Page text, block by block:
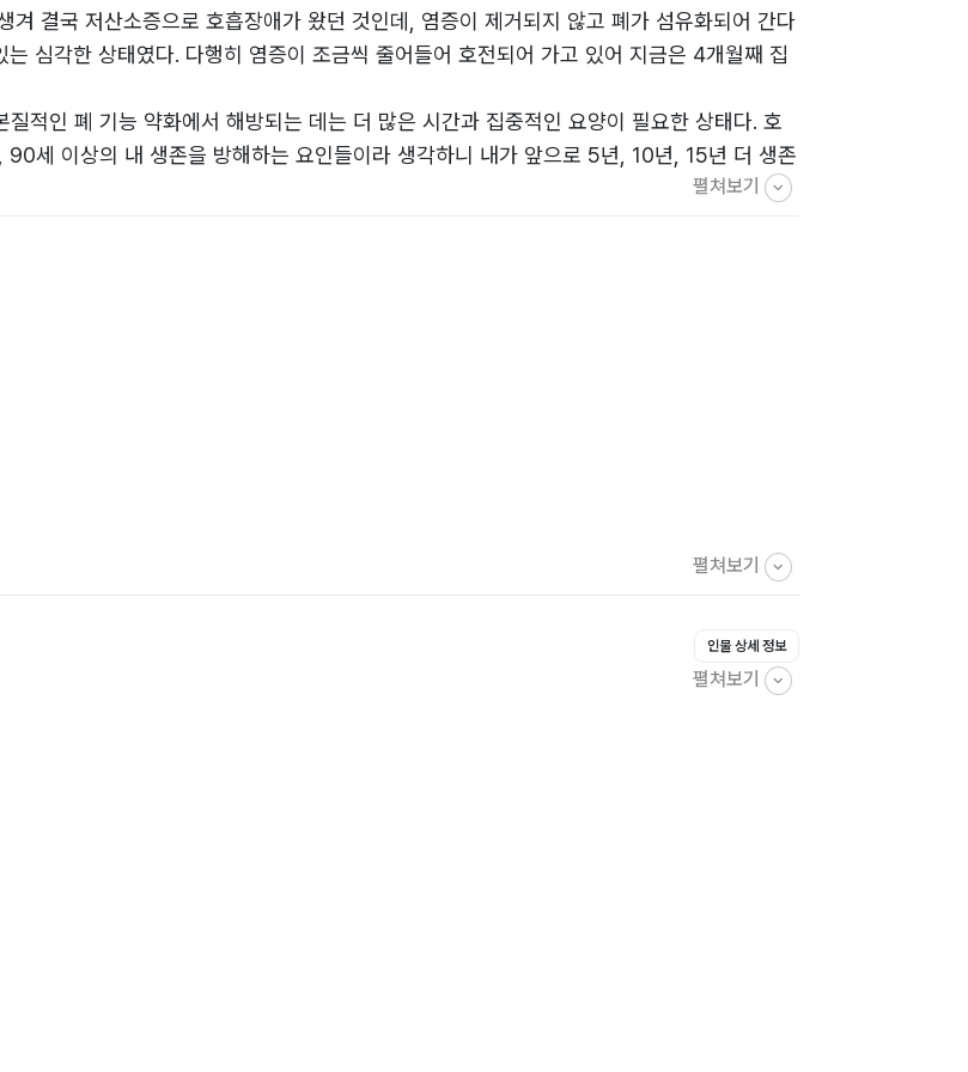
겨 결국 저산소증으로 호흡장애가 왔던 것인데, 염증이 제거되지 않고 폐가 섬유화되어 간다
심각한 상태였다. 다행히 염증이 조금씩 줄어들어 호전되어 가고 있어 지금은 4개월째 집
적인 폐 기능 약화에서 해방되는 데는 더 많은 시간과 집중적인 요양이 필요한 상태다. 호
세 이상의 내 생존을 방해하는 요인들이라 생각하니 내가 앞으로 5년, 10년, 15년 더 생존
온 가치는 무엇인가, 나의 인격과 지식 그리고 자식들에게 알려 주고 싶은 것들이 묻어 있
다.
펼쳐보기
펼쳐보기
인물 상세 정보
펼쳐보기